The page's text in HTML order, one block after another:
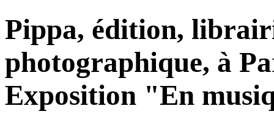
Pippa, édition,
photographique, à
Exposition "En